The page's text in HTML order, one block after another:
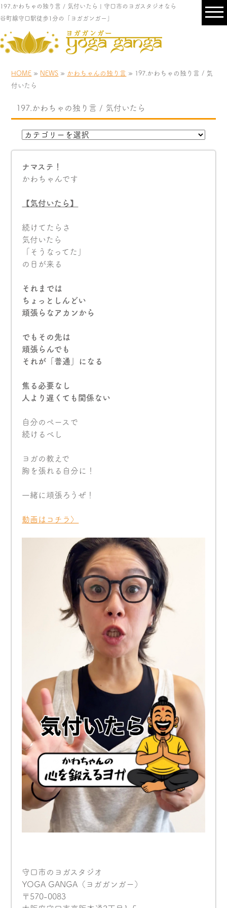
197.かわちゃの独り言 / 気付いたら | 守口市のヨガスタジオなら
谷町線守口駅徒歩1分の「ヨガガンガー」
HOME » NEWS » かわちゃんの独り言 » 197.かわちゃの独り言 / 気
付いたら
197.かわちゃの独り言 / 気付いたら
ナマステ！
かわちゃんです
【気付いたら】
続けてたらさ
気付いたら
「そうなってた」
の日が来る
それまでは
ちょっとしんどい
頑張らなアカンから
でもその先は
頑張らんでも
それが「普通」になる
焦る必要なし
人より遅くても関係ない
自分のペースで
続けるべし
ヨガの教えで
胸を張れる自分に！
一緒に頑張ろうぜ！
動画はコチラ〉
守口市のヨガスタジオ
YOGA GANGA（ヨガガンガー）
〒570-0083